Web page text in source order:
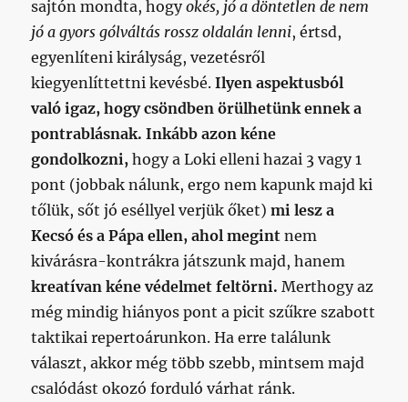
sajtón mondta, hogyokés, jó a döntetlen de nem
jó a gyors gólváltás rossz oldalán lenni, értsd,
egyenlíteni királyság, vezetésről
kiegyenlíttettni kevésbé.Ilyen aspektusból
való igaz, hogy csöndben örülhetünk ennek a
pontrablásnak. Inkább azon kéne
gondolkozni, hogy a Loki elleni hazai 3 vagy 1
pont (jobbak nálunk, ergo nem kapunk majd ki
tőlük, sőt jó eséllyel verjük őket)mi lesz a
Kecsó és a Pápa ellen, ahol megintnem
kivárásra-kontrákra játszunk majd, hanem
kreatívan kéne védelmet feltörni. Merthogy az
még mindig hiányos pont a picit szűkre szabott
taktikai repertoárunkon. Ha erre találunk
választ, akkor még több szebb, mintsem majd
csalódást okozó forduló várhat ránk.